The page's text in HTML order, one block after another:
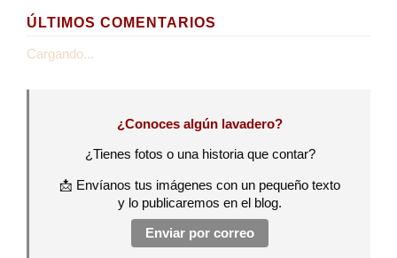
ÚLTIMOS COMENTARIOS
Cargando...
¿Conoces algún lavadero?
¿Tienes fotos o una historia que contar?
📩 Envíanos tus imágenes con un pequeño texto
y lo publicaremos en el blog.
Enviar por correo